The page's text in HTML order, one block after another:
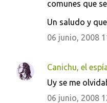
comunes que
Un saludo y
06 junio, 2008
Canichu, el
Uy se me
06 junio, 2008